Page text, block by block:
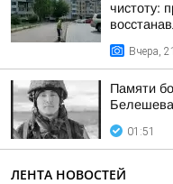
чистоту:
Вчера,
Памяти
Белешева
01:51
ЛЕНТА НОВОСТЕЙ